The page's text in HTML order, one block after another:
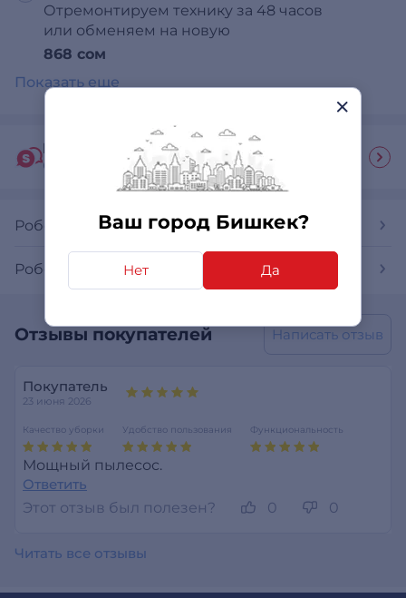
Ваш город Бишкек?
Нет Да
Отремонтируем технику за 48 часов
или обменяем на новую
868 сом
Показать еще
Гид покупателя
Ответы на часто задаваемые вопросы
Роботы-пылесосы
Роботы-пылесосы Xiaomi
Отзывы покупателей Написать отзыв
Покупатель
23 июня 2026
Качество уборки Удобство пользования Функциональность
Мощный пылесос.
Ответить
Этот отзыв был полезен?
0 0
Читать все отзывы